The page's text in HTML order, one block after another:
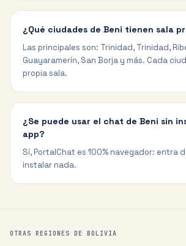
¿Qué ciudades de Beni tienen sala
Las principales son: Trinidad, Trinidad,
Guayaramerín, San Borja y más. Cada
propia sala.
¿Se puede usar el chat de Beni sin
app?
Sí, PortalChat es 100% navegador: entra
instalar nada.
OTRAS REGIONES DE BOLIVIA